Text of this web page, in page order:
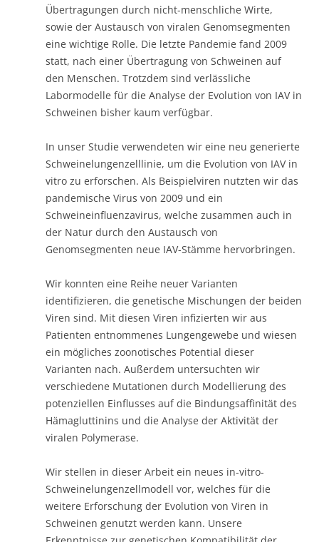
Labormodelle für die Analyse der Evolution von IAV in
Schweinen bisher kaum verfügbar.
In unser Studie verwendeten wir eine neu generierte
Schweinelungenzelllinie, um die Evolution von IAV in
vitro zu erforschen. Als Beispielviren nutzten wir das
pandemische Virus von 2009 und ein
der Natur durch den Austausch von
Genomsegmenten neue IAV-Stämme hervorbringen.
Wir konnten eine Reihe neuer Varianten
identifizieren, die genetische Mischungen der beiden
Viren sind. Mit diesen Viren infizierten wir aus
Patienten entnommenes Lungengewebe und wiesen
Varianten nach. Außerdem untersuchten wir
verschiedene Mutationen durch Modellierung des
potenziellen Einflusses auf die Bindungsaffinität des
Hämagluttinins und die Analyse der Aktivität der
viralen Polymerase.
Wir stellen in dieser Arbeit ein neues in-vitro-
Schweinelungenzellmodell vor, welches für die
weitere Erforschung der Evolution von Viren in
Schweinen genutzt werden kann. Unsere
verwendeten Virusstämme unterstreichen die
Notwendigkeit weiterer Untersuchungen der
Evolution von IAV in Schweinen.